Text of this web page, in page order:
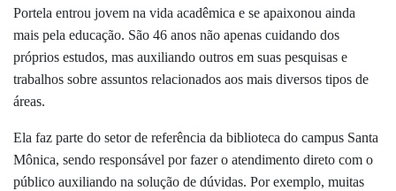
Portela entrou jovem na vida acadêmica e se apaixonou ainda
mais pela educação. São 46 anos não apenas cuidando dos
próprios estudos, mas auxiliando outros em suas pesquisas e
trabalhos sobre assuntos relacionados aos mais diversos tipos de
áreas.
Ela faz parte do setor de referência da biblioteca do campus Santa
Mônica, sendo responsável por fazer o atendimento direto com o
público auxiliando na solução de dúvidas. Por exemplo, muitas